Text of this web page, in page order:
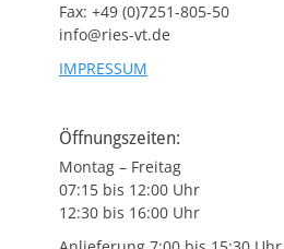
Fax: +49 (0)7251-805-50
info@ries-vt.de
IMPRESSUM
Öffnungszeiten:
Montag – Freitag
07:15 bis 12:00 Uhr
12:30 bis 16:00 Uhr